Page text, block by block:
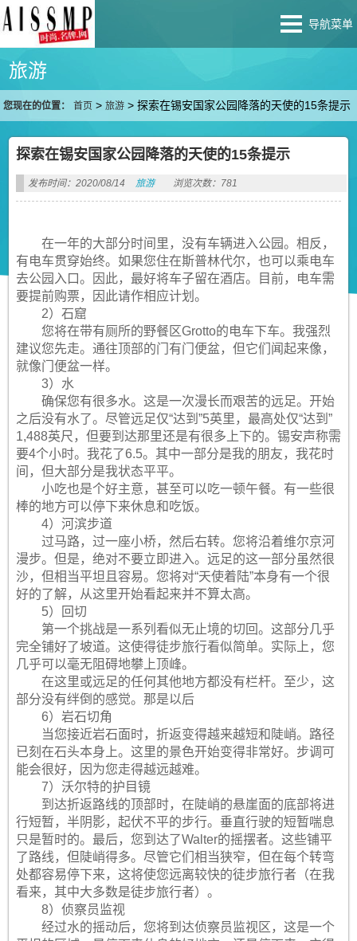
导航菜单
旅游
您现在的位置： 首页 >旅游 >探索在锡安国家公园降落的天使的15条提示
探索在锡安国家公园降落的天使的15条提示
发布时间：2020/08/14 旅游 浏览次数：781
在一年的大部分时间里，没有车辆进入公园。相反，
有电车贯穿始终。如果您住在斯普林代尔，也可以乘电车
去公园入口。因此，最好将车子留在酒店。目前，电车需
要提前购票，因此请作相应计划。
2）石窟
您将在带有厕所的野餐区Grotto的电车下车。我强烈
建议您先走。通往顶部的门有门便盆，但它们闻起来像，
就像门便盆一样。
3）水
确保您有很多水。这是一次漫长而艰苦的远足。开始
之后没有水了。尽管远足仅“达到”5英里，最高处仅“达到”
1,488英尺，但要到达那里还是有很多上下的。锡安声称需
要4个小时。我花了6.5。其中一部分是我的朋友，我花时
间，但大部分是我状态平平。
小吃也是个好主意，甚至可以吃一顿午餐。有一些很
棒的地方可以停下来休息和吃饭。
4）河滨步道
过马路，过一座小桥，然后右转。您将沿着维尔京河
漫步。但是，绝对不要立即进入。远足的这一部分虽然很
沙，但相当平坦且容易。您将对“天使着陆”本身有一个很
好的了解，从这里开始看起来并不算太高。
5）回切
第一个挑战是一系列看似无止境的切回。这部分几乎
完全铺好了坡道。这使得徒步旅行看似简单。实际上，您
几乎可以毫无阻碍地攀上顶峰。
在这里或远足的任何其他地方都没有栏杆。至少，这
部分没有绊倒的感觉。那是以后
6）岩石切角
当您接近岩石面时，折返变得越来越短和陡峭。路径
已刻在石头本身上。这里的景色开始变得非常好。步调可
能会很好，因为您走得越远越难。
7）沃尔特的护目镜
到达折返路线的顶部时，在陡峭的悬崖面的底部将进
行短暂，半阴影，起伏不平的步行。垂直行驶的短暂喘息
只是暂时的。最后，您到达了Walter的摇摆者。这些铺平
了路线，但陡峭得多。尽管它们相当狭窄，但在每个转弯
处都容易停下来，这将使您远离较快的徒步旅行者（在我
看来，其中大多数是徒步旅行者）。
8）侦察员监视
经过水的摇动后，您将到达侦察员监视区，这是一个